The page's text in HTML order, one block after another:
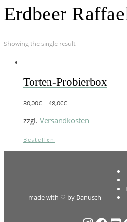
Erdbeer
Showing the single result
Torten-Probierbox
30,00€– 48,00€
zzgl. Versandkosten
Bestellen
made with ♡ by Danusch